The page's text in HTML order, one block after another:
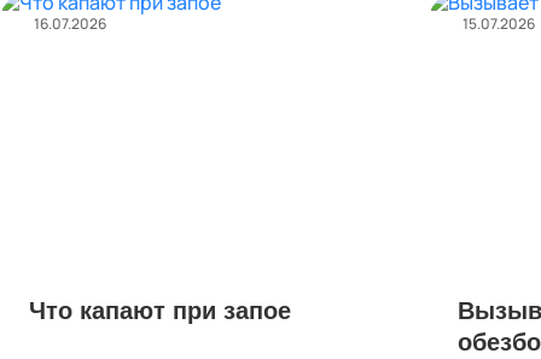
16.07.2026
Что капают при запое
15.07.2026